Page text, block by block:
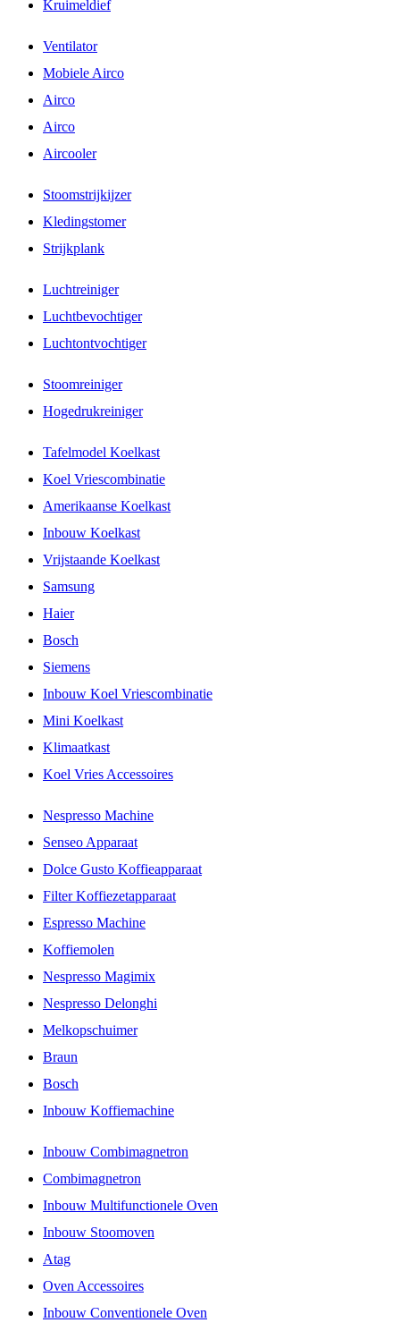
Kruimeldief
Ventilator
Mobiele Airco
Airco
Airco
Aircooler
Stoomstrijkijzer
Kledingstomer
Strijkplank
Luchtreiniger
Luchtbevochtiger
Luchtontvochtiger
Stoomreiniger
Hogedrukreiniger
Tafelmodel Koelkast
Koel Vriescombinatie
Amerikaanse Koelkast
Inbouw Koelkast
Vrijstaande Koelkast
Samsung
Haier
Bosch
Siemens
Inbouw Koel Vriescombinatie
Mini Koelkast
Klimaatkast
Koel Vries Accessoires
Nespresso Machine
Senseo Apparaat
Dolce Gusto Koffieapparaat
Filter Koffiezetapparaat
Espresso Machine
Koffiemolen
Nespresso Magimix
Nespresso Delonghi
Melkopschuimer
Braun
Bosch
Inbouw Koffiemachine
Inbouw Combimagnetron
Combimagnetron
Inbouw Multifunctionele Oven
Inbouw Stoomoven
Atag
Oven Accessoires
Inbouw Conventionele Oven